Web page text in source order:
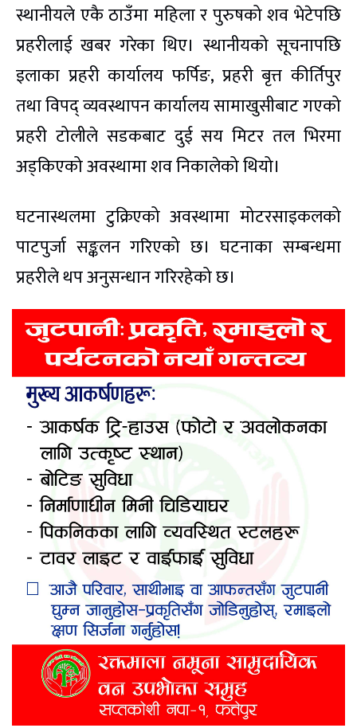
स्थानीयले एकै ठाउँमा महिला र पुरुषको शव भेटेपछि
प्रहरीलाई खबर गरेका थिए। स्थानीयको सूचनापछि
इलाका प्रहरी कार्यालय फर्पिङ, प्रहरी बृत्त कीर्तिपुर
तथा विपद् व्यवस्थापन कार्यालय सामाखुसीबाट गएको
प्रहरी टोलीले सडकबाट दुई सय मिटर तल भिरमा
अड्किएको अवस्थामा शव निकालेको थियो।
घटनास्थलमा टुक्रिएको अवस्थामा मोटरसाइकलको
पाटपुर्जा सङ्कलन गरिएको छ। घटनाका सम्बन्धमा
प्रहरीले थप अनुसन्धान गरिरहेको छ।